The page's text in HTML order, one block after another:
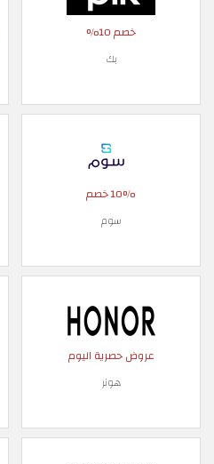
خصم 10%
بك
10% خصم
سوم
عروض حصرية اليوم
هونر